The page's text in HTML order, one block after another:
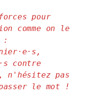
pour
comme on le
:
contre
n'hésitez pas
le mot !